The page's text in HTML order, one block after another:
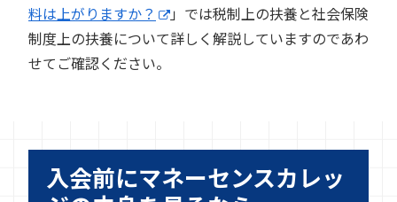
料は上がりますか？
」では税制上の扶養と社会保険
制度上の扶養について詳しく解説していますのであわ
せてご確認ください。
入会前にマネーセンスカレッ